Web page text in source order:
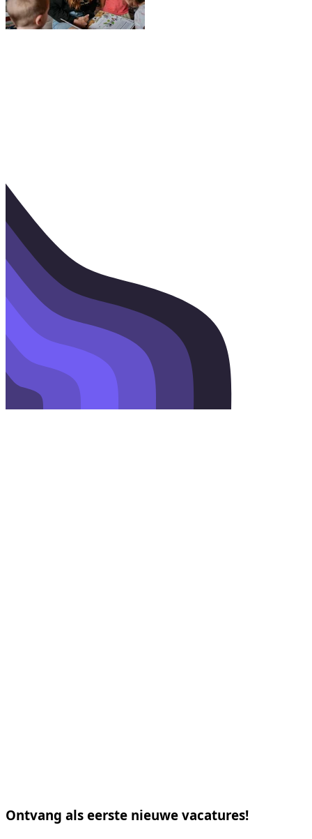
Ontvang als eerste nieuwe vacatures!